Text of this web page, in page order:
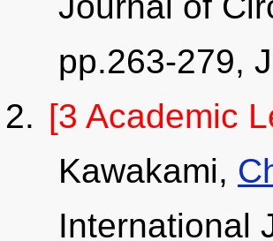
pp.263-279,
[3 Academic
Kawakami,
International